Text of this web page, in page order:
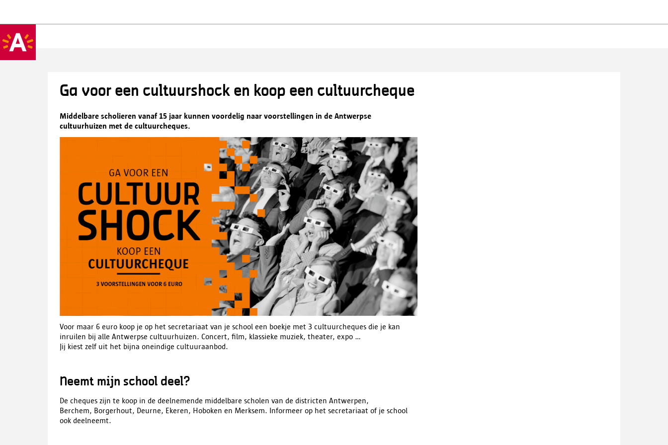
Ga voor een cultuurshock en koop een cultuurcheque
Middelbare scholieren vanaf 15 jaar kunnen voordelig naar voorstellingen in de Antwerpse
cultuurhuizen met de cultuurcheques.
Voor maar 6 euro koop je op het secretariaat van je school een boekje met 3 cultuurcheques die je kan
inruilen bij alle Antwerpse cultuurhuizen. Concert, film, klassieke muziek, theater, expo ...
Jij kiest zelf uit het bijna oneindige cultuuraanbod.
Neemt mijn school deel?
De cheques zijn te koop in de deelnemende middelbare scholen van de districten Antwerpen,
Berchem, Borgerhout, Deurne, Ekeren, Hoboken en Merksem. Informeer op het secretariaat of je school
ook deelneemt.